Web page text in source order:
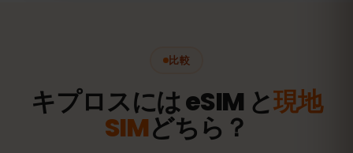
比較
キプロスには eSIM と現地
SIMどちら？